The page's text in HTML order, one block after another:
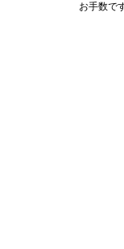
お手数で